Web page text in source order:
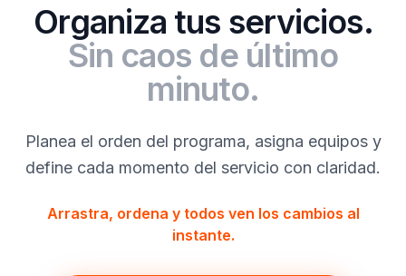
Organiza tus servicios.
Sin caos de último
minuto.
Planea el orden del programa, asigna equipos y
define cada momento del servicio con claridad.
Arrastra, ordena y todos ven los cambios al
instante.